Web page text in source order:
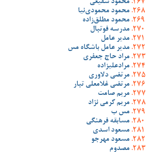
محمود شفیعی
محمود محمودی‌نیا
محمود مطلق‌زاده
مدرسه فوتبال
مدیر عامل
مدیر عامل باشگاه مس
مراد حاج جعفری
مرادعلیزاده
مرتضی دلاوری
مرتضی غلامعلی تبار
مریم صامت
مریم کرمی نژاد
مس ب
مسابقه فرهنگی
مسعود اسدی
مسعود مهرجو
مصدوم